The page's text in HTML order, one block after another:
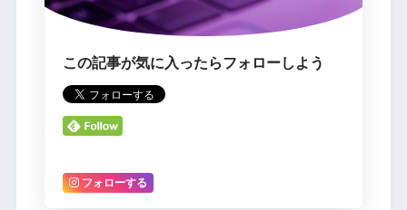
この記事が気に入ったらフォローしよう
フォローする